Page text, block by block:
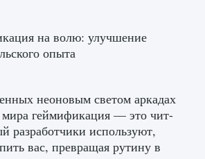
и стадионы в EA
на волю: улучшение
опыта
неоновым светом аркадах
геймификация — это чит-
разработчики используют,
вас, превращая рутину в